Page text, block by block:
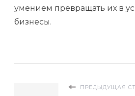
умением превращать их в
бизнесы.
ПРЕДЫДУЩАЯ